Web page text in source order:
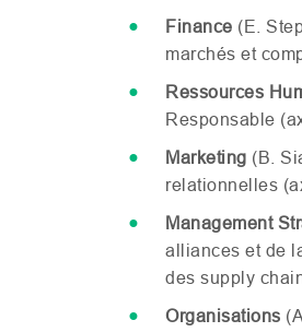
Finance (E.
marchés et
Ressources
Responsable
Marketing (B.
relationnelles
Management
alliances et de
des supply
Organisations